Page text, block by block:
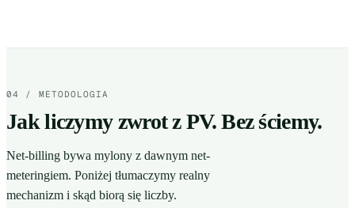
04 / METODOLOGIA
Jak liczymy zwrot z PV. Bez ściemy.
Net-billing bywa mylony z dawnym net-
meteringiem. Poniżej tłumaczymy realny
mechanizm i skąd biorą się liczby.